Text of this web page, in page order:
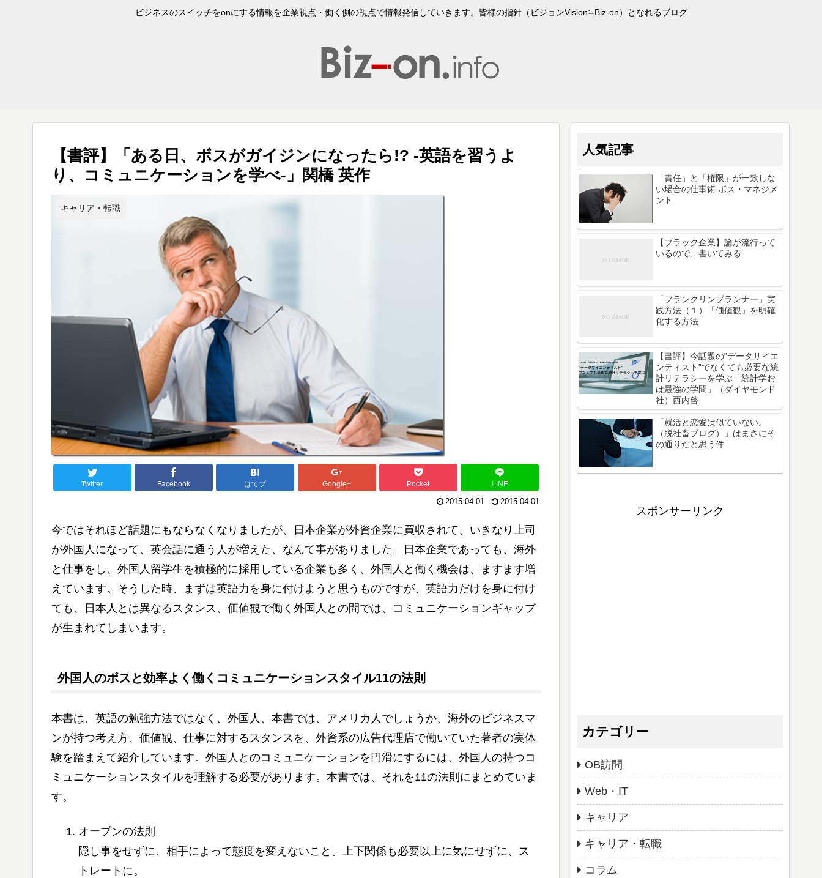
ビジネスのスイッチをonにする情報を企業視点・働く側の視点で情報発信していきます。皆様の指針（ビジョンVision≒Biz-on）となれるブログ
【書評】「ある日、ボスがガイジンになったら!? -英語を習うよ
り、コミュニケーションを学べ-」関橋 英作
キャリア・転職
Twitter Facebook はてブ Google+ Pocket LINE
2015.04.01 2015.04.01
今ではそれほど話題にもならなくなりましたが、日本企業が外資企業に買収されて、いきなり上司
が外国人になって、英会話に通う人が増えた、なんて事がありました。日本企業であっても、海外
と仕事をし、外国人留学生を積極的に採用している企業も多く、外国人と働く機会は、ますます増
えています。そうした時、まずは英語力を身に付けようと思うものですが、英語力だけを身に付け
ても、日本人とは異なるスタンス、価値観で働く外国人との間では、コミュニケーションギャップ
が生まれてしまいます。
外国人のボスと効率よく働くコミュニケーションスタイル11の法則
本書は、英語の勉強方法ではなく、外国人、本書では、アメリカ人でしょうか、海外のビジネスマ
ンが持つ考え方、価値観、仕事に対するスタンスを、外資系の広告代理店で働いていた著者の実体
験を踏まえて紹介しています。外国人とのコミュニケーションを円滑にするには、外国人の持つコ
ミュニケーションスタイルを理解する必要があります。本書では、それを11の法則にまとめていま
す。
オープンの法則
隠し事をせずに、相手によって態度を変えないこと。上下関係も必要以上に気にせずに、ス
トレートに。
人気記事
「責任」と「権限」が一致しな
い場合の仕事術 ボス・マネジメ
ント
【ブラック企業】論が流行って
いるので、書いてみる
「フランクリンプランナー」実
践方法（１）「価値観」を明確
化する方法
【書評】今話題の”データサイエ
ンティスト”でなくても必要な統
計リテラシーを学ぶ「統計学お
は最強の学問」（ダイヤモンド
社）西内啓
「就活と恋愛は似ていない。
（脱社畜ブログ）」はまさにそ
の通りだと思う件
スポンサーリンク
カテゴリー
OB訪問
Web・IT
キャリア
キャリア・転職
コラム